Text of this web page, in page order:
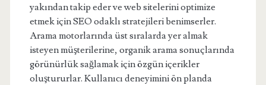
yakından takip eder ve web sitelerini optimize
etmek için SEO odaklı stratejileri benimserler.
Arama motorlarında üst sıralarda yer almak
isteyen müşterilerine, organik arama sonuçlarında
görünürlük sağlamak için özgün içerikler
oluştururlar. Kullanıcı deneyimini ön planda